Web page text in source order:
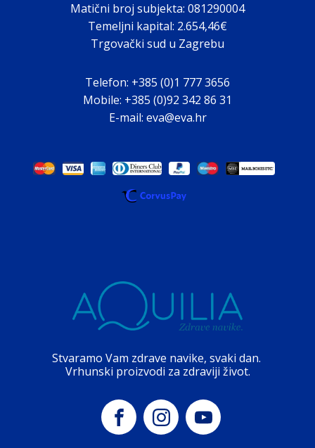
Matični broj subjekta: 081290004
Temeljni kapital: 2.654,46€
Trgovački sud u Zagrebu
Telefon: +385 (0)1 777 3656
Mobile: +385 (0)92 342 86 31
E-mail: eva@eva.hr
Stvaramo Vam zdrave navike, svaki dan.
Vrhunski proizvodi za zdraviji život.